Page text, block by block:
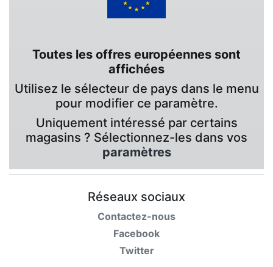
Toutes les offres européennes sont
affichées
Utilisez le sélecteur de pays dans le menu
pour modifier ce paramètre.
Uniquement intéressé par certains
magasins ? Sélectionnez-les dans vos
paramètres
Réseaux sociaux
Contactez-nous
Facebook
Twitter